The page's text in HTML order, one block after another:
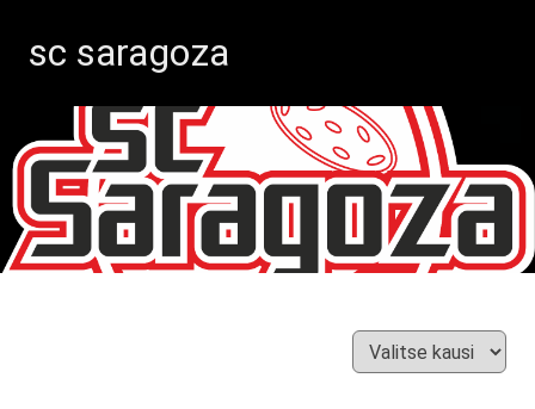
content
sc saragoza
Kristiinankaupungissa
vuodesta
1996